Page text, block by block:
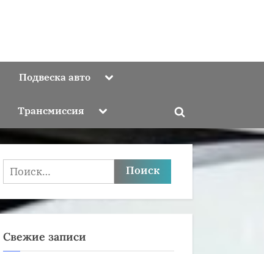
Подвеска авто Toggle
Трансмиссия Toggle
menu
Toggle
Найти:
Свежие записи